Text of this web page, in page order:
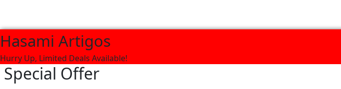
Hasami Artigos
Hurry Up, Limited Deals Available!
Special Offer